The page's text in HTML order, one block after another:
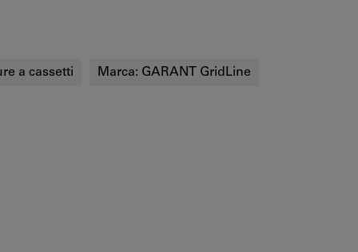
a cassetti Marca: GARANT GridLine